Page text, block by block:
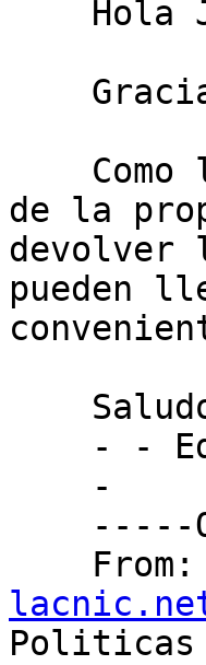
de la
devolver
pueden
Politicas